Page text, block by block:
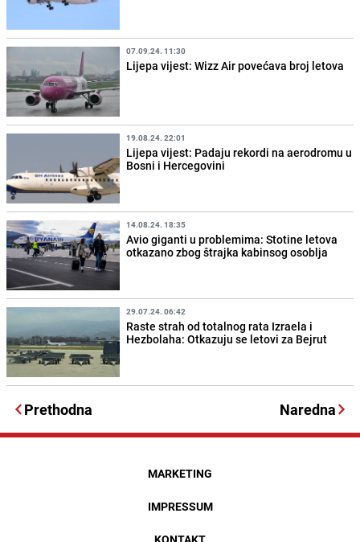
07.09.24. 11:30
Lijepa vijest: Wizz Air povećava broj letova
19.08.24. 22:01
Lijepa vijest: Padaju rekordi na aerodromu u
Bosni i Hercegovini
14.08.24. 18:35
Avio giganti u problemima: Stotine letova
otkazano zbog štrajka kabinsog osoblja
29.07.24. 06:42
Raste strah od totalnog rata Izraela i
Hezbolaha: Otkazuju se letovi za Bejrut
Prethodna Naredna
MARKETING
IMPRESSUM